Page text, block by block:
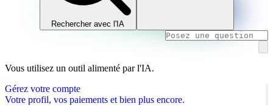
Rechercher avec l'IA
Vous utilisez un outil alimenté par l'IA.
Gérez votre compte
Votre profil, vos paiements et bien plus encore.